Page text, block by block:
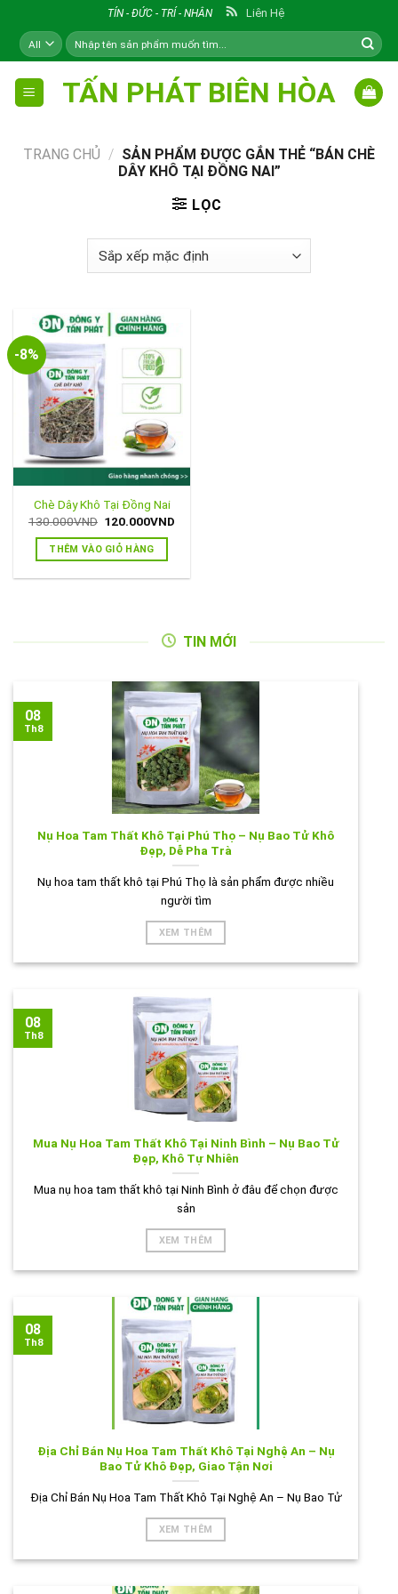
content
TÍN - ĐỨC - TRÍ - NHÂN Liên Hệ
Tìm
kiếm:
TẤN PHÁT BIÊN HÒA
TRANG CHỦ / SẢN PHẨM ĐƯỢC GẮN THẺ “BÁN CHÈ
DÂY KHÔ TẠI ĐỒNG NAI”
LỌC
-8%
Chè Dây Khô Tại Đồng Nai
130.000VND Giá
là:
130.000VND.
120.000VND
THÊM VÀO GIỎ HÀNG
TIN MỚI
Nụ Hoa Tam Thất Khô Tại Phú Thọ – Nụ Bao Tử Khô
Đẹp, Dễ Pha Trà
Nụ hoa tam thất khô tại Phú Thọ là sản phẩm được nhiều
người tìm
XEM THÊM
08
Th8
Mua Nụ Hoa Tam Thất Khô Tại Ninh Bình – Nụ Bao Tử
Đẹp, Khô Tự Nhiên
Mua nụ hoa tam thất khô tại Ninh Bình ở đâu để chọn được
sản
XEM THÊM
08
Th8
Địa Chỉ Bán Nụ Hoa Tam Thất Khô Tại Nghệ An – Nụ
Bao Tử Khô Đẹp, Giao Tận Nơi
Địa Chỉ Bán Nụ Hoa Tam Thất Khô Tại Nghệ An – Nụ Bao Tử
XEM THÊM
08
Th8